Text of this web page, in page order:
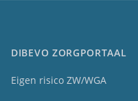
DIBEVO ZORGPORTAAL
Eigen risico ZW/WGA